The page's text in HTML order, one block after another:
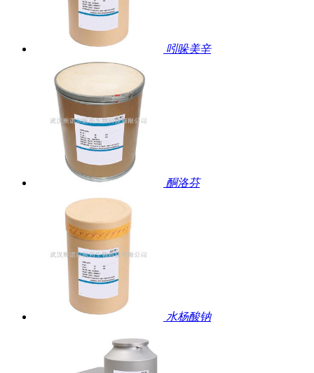
吲哚美辛
酮洛芬
水杨酸钠